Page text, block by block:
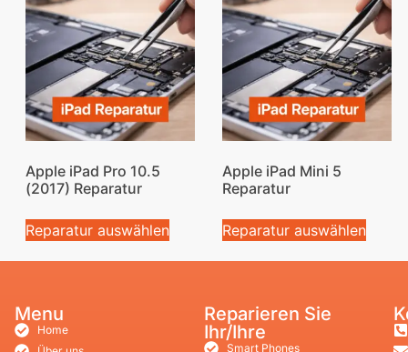
Apple iPad Pro 10.5
(2017) Reparatur
Reparatur auswählen
Apple iPad Mini 5
Reparatur
Reparatur auswählen
Menu
Home
Reparieren Sie
Ihr/Ihre
Smart Phones